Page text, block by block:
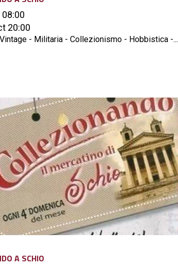
20:00
- Militaria - Collezionismo - Hobbistica -...
A SCHIO